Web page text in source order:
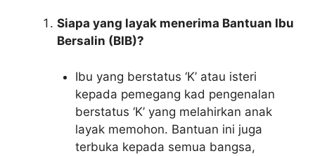
Siapa yang layak menerima Bantuan Ibu
Bersalin (BIB)?
Ibu yang berstatus ‘K’ atau isteri
kepada pemegang kad pengenalan
berstatus ‘K’ yang melahirkan anak
layak memohon. Bantuan ini juga
terbuka kepada semua bangsa,